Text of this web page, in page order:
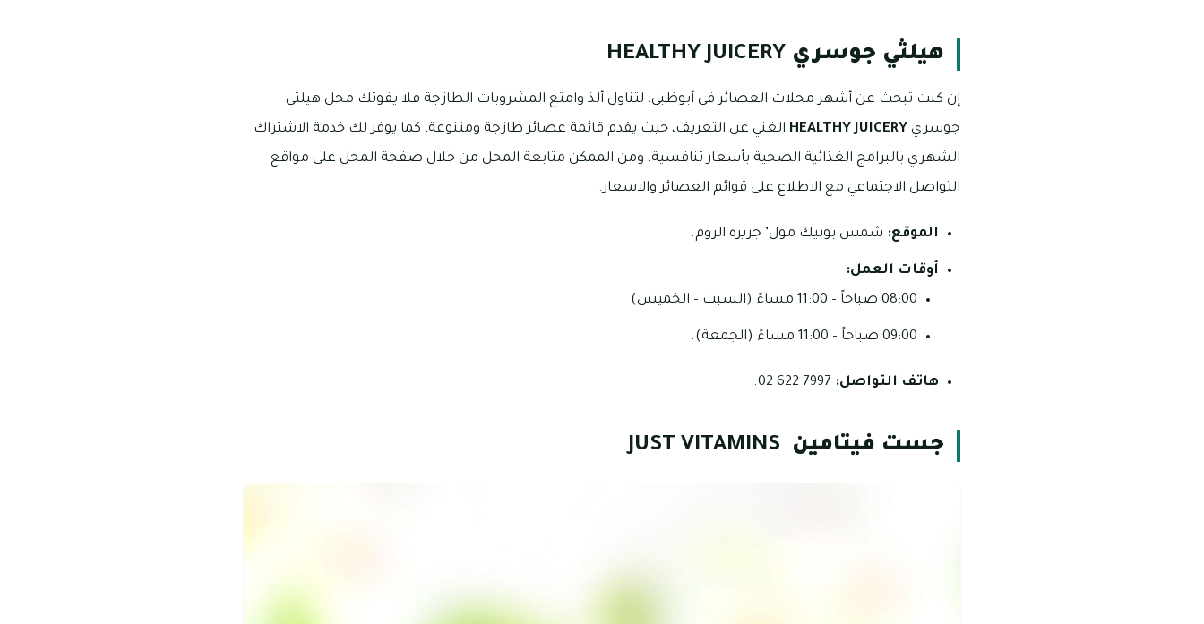
هيلثي جوسري HEALTHY JUICERY
إن كنت تبحث عن أشهر محلات العصائر في أبوظبي، لتناول ألذ وامتع المشروبات الطازجة فلا يفوتك محل هيلثي
جوسري HEALTHY JUICERY الغني عن التعريف، حيث يقدم قائمة عصائر طازجة ومتنوعة، كما يوفر لك خدمة الاشتراك
الشهري بالبرامج الغذائية الصحية بأسعار تنافسية، ومن الممكن متابعة المحل من خلال صفحة المحل على مواقع
التواصل الاجتماعي مع الاطلاع على قوائم العصائر والاسعار.
الموقع: شمس بوتيك مول’ جزيرة الروم.
أوقات العمل:
08:00 صباحاً – 11:00 مساءً (السبت – الخميس)
09:00 صباحاً – 11:00 مساءً (الجمعة).
هاتف التواصل:
جست فيتامين